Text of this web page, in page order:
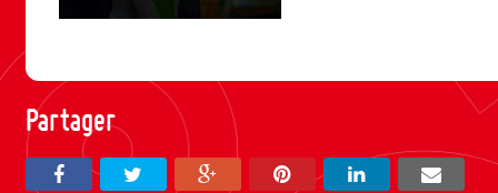
Partager